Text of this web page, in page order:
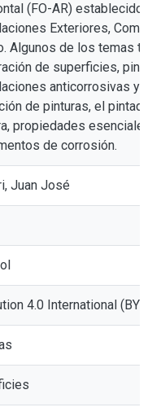
(FO-AR) establecido
Exteriores,
Algunos de los temas
de superficies,
anticorrosivas y
de pinturas, el
propiedades
de corrosión.
Juan José
4.0 International (BY